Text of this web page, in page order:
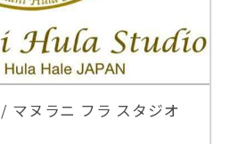
マヌラニ フラ スタジオ